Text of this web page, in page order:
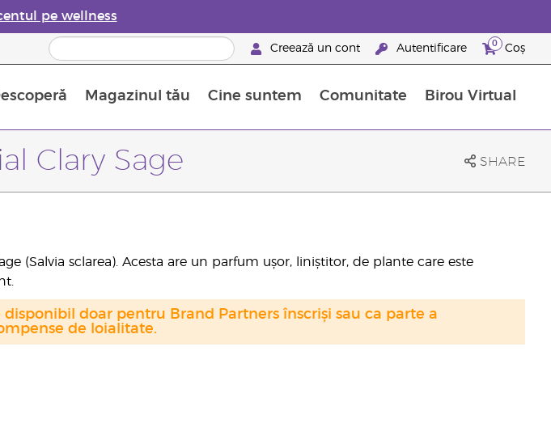
pe wellness
Creează un cont Autentificare 0 Coș
Magazinul tău Cine suntem Comunitate Birou Virtual
Clary Sage SHARE
(Salvia sclarea). Acesta are un parfum ușor, liniștitor, de plante care este
disponibil doar pentru Brand Partners înscriși sau ca parte a
de loialitate.